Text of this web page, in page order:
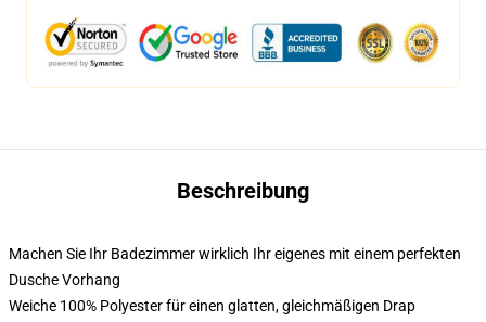
Beschreibung
Machen Sie Ihr Badezimmer wirklich Ihr eigenes mit einem perfekten
Dusche Vorhang
Weiche 100% Polyester für einen glatten, gleichmäßigen Drap